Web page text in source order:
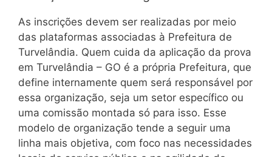
As inscrições devem ser realizadas por meio
das plataformas associadas à Prefeitura de
Turvelândia. Quem cuida da aplicação da prova
em Turvelândia – GO é a própria Prefeitura, que
define internamente quem será responsável por
essa organização, seja um setor específico ou
uma comissão montada só para isso. Esse
modelo de organização tende a seguir uma
linha mais objetiva, com foco nas necessidades